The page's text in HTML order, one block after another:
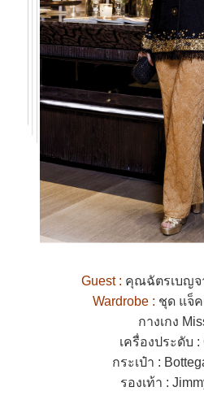
Guest : คุณฉัตรเบญ
Wardrobe : ชุด แจ็ค
กางเกง
เครื่องประดับ :
กระเป๋า :
รองเท้า :